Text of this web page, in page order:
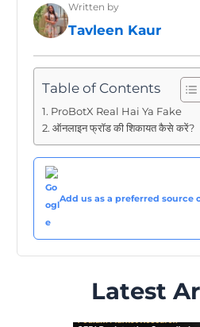
Written by
Tavleen Kaur
Table of Contents
ProBotX Real Hai Ya Fake
ऑनलाइन फ्रॉड की शिकायत कैसे करें?
Add us as a preferred source
Latest